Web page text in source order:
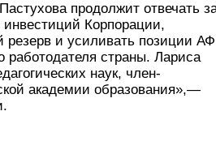
продолжит отвечать
Корпорации,
резерв и усиливать позиции
работодателя страны. Лариса
наук, член-
академии образования»,—